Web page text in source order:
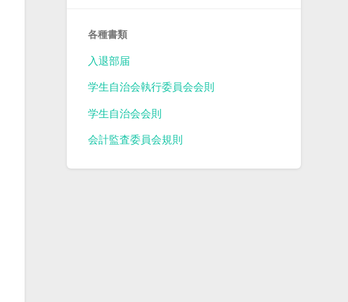
各種書類
入退部届
学生自治会執行委員会会則
学生自治会会則
会計監査委員会規則